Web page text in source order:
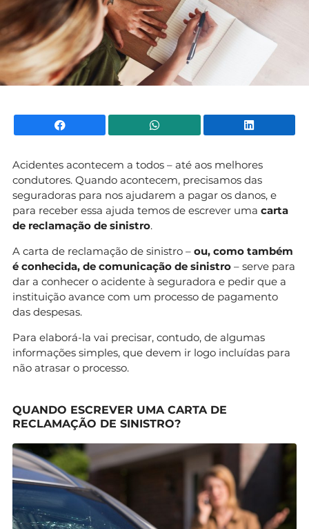
Facebook WhatsApp
Acidentes acontecem a todos – até aos melhores
condutores. Quando acontecem, precisamos das
seguradoras para nos ajudarem a pagar os danos, e
para receber essa ajuda temos de escrever uma carta
de reclamação de sinistro.
A carta de reclamação de sinistro – ou, como também
é conhecida, de comunicação de sinistro – serve para
dar a conhecer o acidente à seguradora e pedir que a
instituição avance com um processo de pagamento
das despesas.
Para elaborá-la vai precisar, contudo, de algumas
informações simples, que devem ir logo incluídas para
não atrasar o processo.
QUANDO ESCREVER UMA CARTA DE
RECLAMAÇÃO DE SINISTRO?